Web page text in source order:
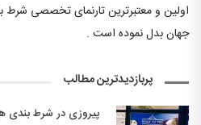
اولین و معتبرترین تارنمای تخصصی شرط
جهان بدل نموده است .
پربازدیدترین مطالب
پیروزی در شرط بندی